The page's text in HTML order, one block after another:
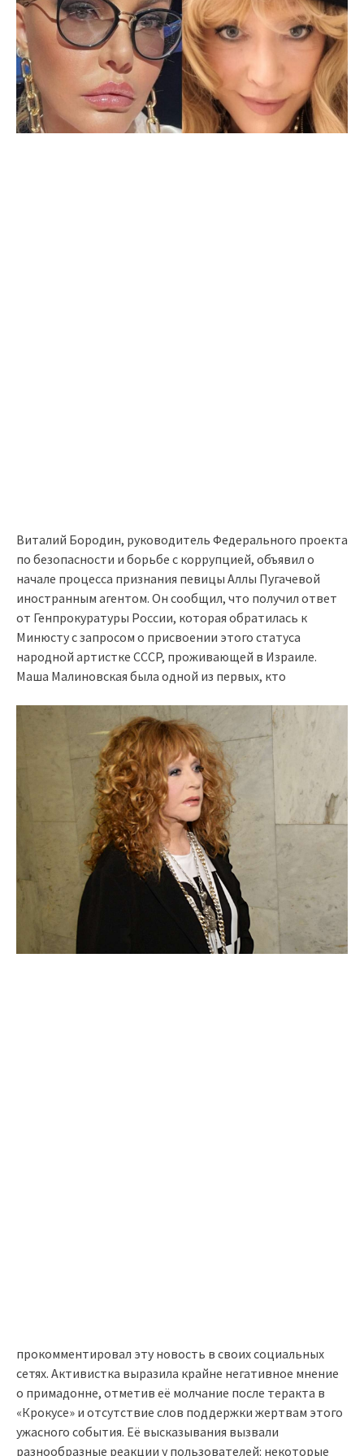
Виталий Бородин, руководитель Федерального проекта
по безопасности и борьбе с коррупцией, объявил о
начале процесса признания певицы Аллы Пугачевой
иностранным агентом. Он сообщил, что получил ответ
от Генпрокуратуры России, которая обратилась к
Минюсту с запросом о присвоении этого статуса
народной артистке СССР, проживающей в Израиле.
Маша Малиновская была одной из первых, кто
прокомментировал эту новость в своих социальных
сетях. Активистка выразила крайне негативное мнение
о примадонне, отметив её молчание после теракта в
«Крокусе» и отсутствие слов поддержки жертвам этого
ужасного события. Её высказывания вызвали
разнообразные реакции у пользователей: некоторые